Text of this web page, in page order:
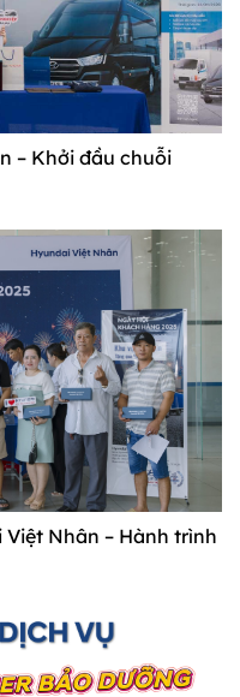
– Khởi đầu chuỗi
Nhân – Hành trình